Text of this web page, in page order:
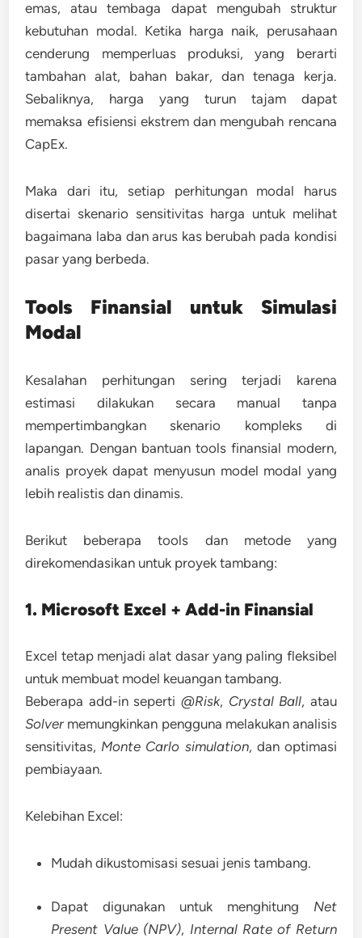
emas, atau tembaga dapat mengubah struktur
kebutuhan modal. Ketika harga naik, perusahaan
cenderung memperluas produksi, yang berarti
tambahan alat, bahan bakar, dan tenaga kerja.
Sebaliknya, harga yang turun tajam dapat
memaksa efisiensi ekstrem dan mengubah rencana
CapEx.
Maka dari itu, setiap perhitungan modal harus
disertai skenario sensitivitas harga untuk melihat
bagaimana laba dan arus kas berubah pada kondisi
pasar yang berbeda.
Tools Finansial untuk Simulasi
Modal
Kesalahan perhitungan sering terjadi karena
estimasi dilakukan secara manual tanpa
mempertimbangkan skenario kompleks di
lapangan. Dengan bantuantools finansial modern,
analis proyek dapat menyusun model modal yang
lebih realistis dan dinamis.
Berikut beberapa tools dan metode yang
direkomendasikan untuk proyek tambang:
1. Microsoft Excel + Add-in Finansial
Excel tetap menjadi alat dasar yang paling fleksibel
untuk membuat model keuangan tambang.
Beberapa add-in seperti @Risk, Crystal Ball, atau
Solver memungkinkan pengguna melakukan analisis
sensitivitas, Monte Carlo simulation, dan optimasi
pembiayaan.
Kelebihan Excel:
Mudah dikustomisasi sesuai jenis tambang.
Dapat digunakan untuk menghitung Net
Present Value (NPV), Internal Rate of Return